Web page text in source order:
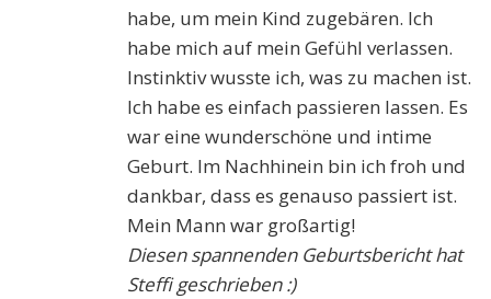
habe, um mein Kind zugebären. Ich
habe mich auf mein Gefühl verlassen.
Instinktiv wusste ich, was zu machen ist.
Ich habe es einfach passieren lassen. Es
war eine wunderschöne und intime
Geburt. Im Nachhinein bin ich froh und
dankbar, dass es genauso passiert ist.
Mein Mann war großartig!
Diesen spannenden Geburtsbericht hat
Steffi geschrieben :)